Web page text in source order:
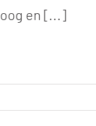
en [...]